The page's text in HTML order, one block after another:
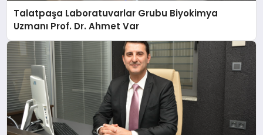
Talatpaşa Laboratuvarlar Grubu Biyokimya
Uzmanı Prof. Dr. Ahmet Var